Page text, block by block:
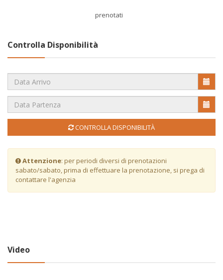
prenotati
Controlla Disponibilità
CONTROLLA DISPONIBILITÀ
Attenzione: per periodi diversi di prenotazioni
sabato/sabato, prima di effettuare la prenotazione, si prega di
contattare l'agenzia
Video